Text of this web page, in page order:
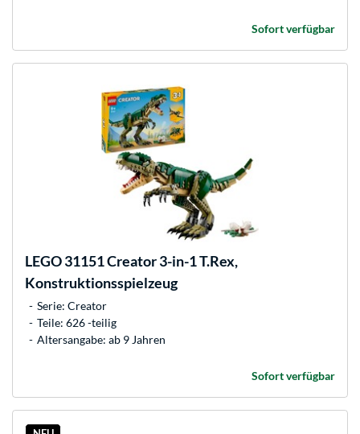
Sofort verfügbar
LEGO31151 Creator 3-in-1 T.Rex,
Konstruktionsspielzeug
Serie: Creator
Teile: 626 -teilig
Altersangabe: ab 9 Jahren
Sofort verfügbar